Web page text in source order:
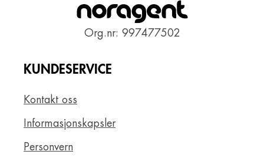
Org.nr: 997477502
KUNDESERVICE
Kontakt oss
Informasjonskapsler
Personvern